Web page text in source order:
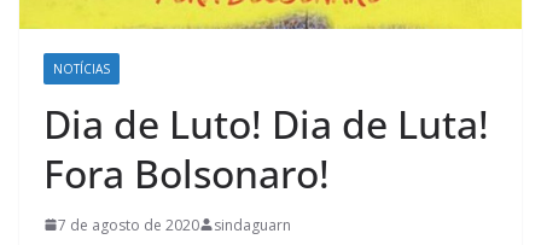
NOTÍCIAS
Dia de Luto! Dia de Luta!
Fora Bolsonaro!
7 de agosto de 2020 sindaguarn